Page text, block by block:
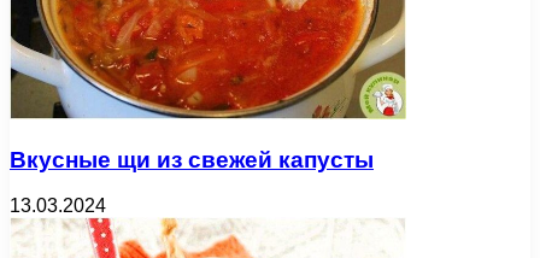
Вкусные щи из свежей капусты
13.03.2024